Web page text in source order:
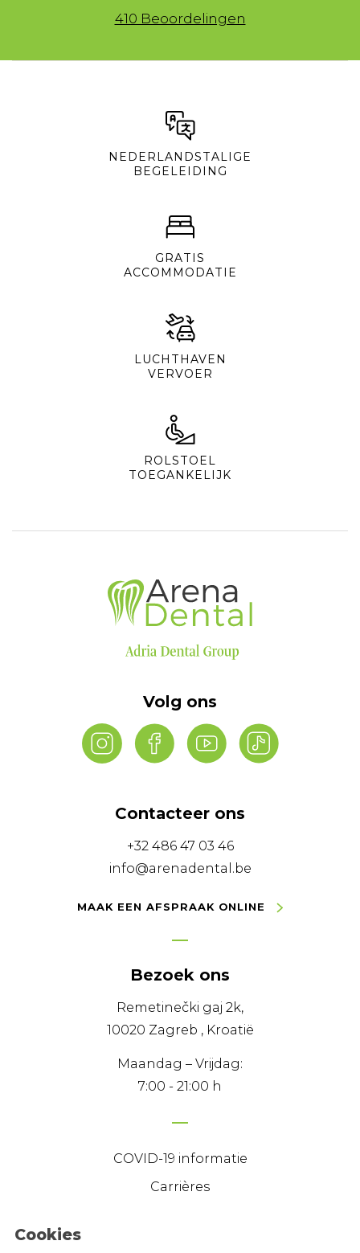
410 Beoordelingen
NEDERLANDSTALIGE
BEGELEIDING
GRATIS
ACCOMMODATIE
LUCHTHAVEN
VERVOER
ROLSTOEL
TOEGANKELIJK
Contacteer ons
+32 486 47 03 46
info@arenadental.be
MAAK EEN AFSPRAAK ONLINE
Bezoek ons
Remetinečki gaj 2k,
10020 Zagreb , Kroatië
Maandag – Vrijdag:
7:00 - 21:00 h
Volg ons
COVID-19 informatie
Carrières
Cookies